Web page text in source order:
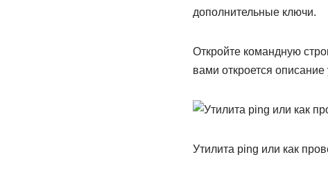
дополнительные ключи.
Откройте командную
вами откроется
Утилита ping или как